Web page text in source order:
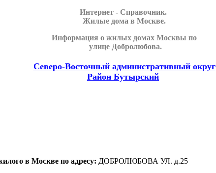
Интернет - Справочник.
Жилые дома в Москве.
Информация о жилых домах Москвы по
улице Добролюбова.
Северо-Восточный административный округ
Район Бутырский
в Москве по адресу: ДОБРОЛЮБОВА УЛ. д.25